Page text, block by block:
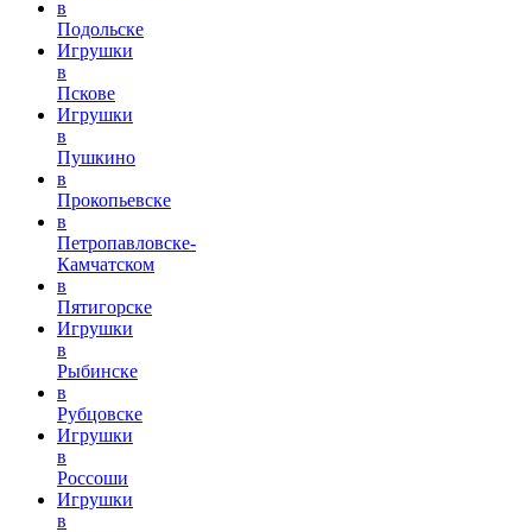
в
Подольске
Игрушки
в
Пскове
Игрушки
в
Пушкино
в
Прокопьевске
в
Петропавловске-
Камчатском
в
Пятигорске
Игрушки
в
Рыбинске
в
Рубцовске
Игрушки
в
Россоши
Игрушки
в